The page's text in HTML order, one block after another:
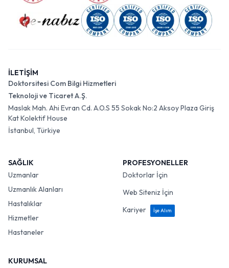
İLETİŞİM
Doktorsitesi Com Bilgi Hizmetleri
Teknoloji ve Ticaret A.Ş.
Maslak Mah. Ahi Evran Cd. A.O.S 55 Sokak No:2 Aksoy Plaza Giriş
Kat Kolektif House
İstanbul, Türkiye
SAĞLIK
Uzmanlar
Uzmanlık Alanları
Hastalıklar
Hizmetler
Hastaneler
PROFESYONELLER
Doktorlar İçin
Web Siteniz İçin
Kariyer
İşe Alım
KURUMSAL